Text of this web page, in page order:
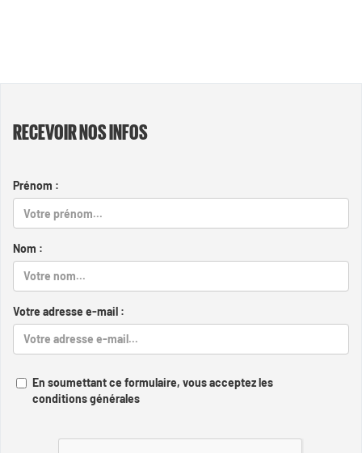
RECEVOIR NOS INFOS
Prénom :
Nom :
Votre adresse e-mail :
En soumettant ce formulaire, vous acceptez les
conditions générales